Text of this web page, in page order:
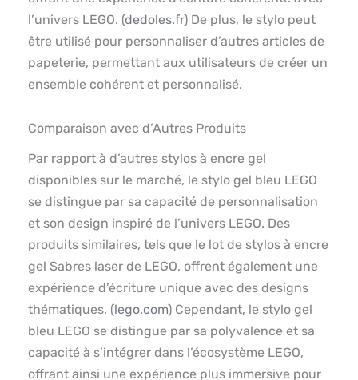
l’univers LEGO. (dedoles.fr) De plus, le stylo peut
être utilisé pour personnaliser d’autres articles de
papeterie, permettant aux utilisateurs de créer un
ensemble cohérent et personnalisé.
Comparaison avec d’Autres Produits
Par rapport à d’autres stylos à encre gel
disponibles sur le marché, le stylo gel bleu LEGO
se distingue par sa capacité de personnalisation
et son design inspiré de l’univers LEGO. Des
produits similaires, tels que le lot de stylos à encre
gel Sabres laser de LEGO, offrent également une
expérience d’écriture unique avec des designs
thématiques. (lego.com) Cependant, le stylo gel
bleu LEGO se distingue par sa polyvalence et sa
capacité à s’intégrer dans l’écosystème LEGO,
offrant ainsi une expérience plus immersive pour